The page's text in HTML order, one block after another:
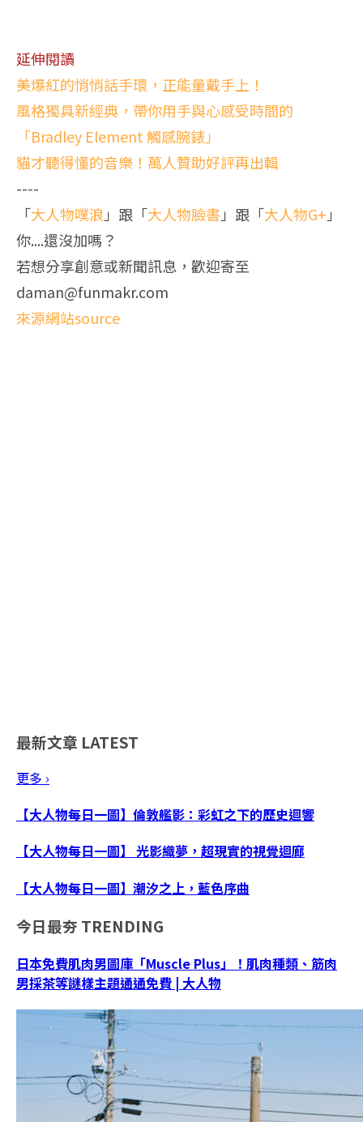
延伸閱讀
美爆紅的悄悄話手環，正能量戴手上！
風格獨具新經典，帶你用手與心感受時間的
「Bradley Element 觸感腕錶」
貓才聽得懂的音樂！萬人贊助好評再出輯
----
「大人物噗浪」跟「大人物臉書」跟「大人物G+」
你....還沒加嗎？
若想分享創意或新聞訊息，歡迎寄至
daman@funmakr.com
來源網站source
最新文章 LATEST
更多 ›
【大人物每日一圖】倫敦艦影：彩虹之下的歷史迴響
【大人物每日一圖】 光影織夢，超現實的視覺迴廊
【大人物每日一圖】潮汐之上，藍色序曲
今日最夯 TRENDING
日本免費肌肉男圖庫「Muscle Plus」！肌肉種類、筋肉
男採茶等謎樣主題通通免費 | 大人物